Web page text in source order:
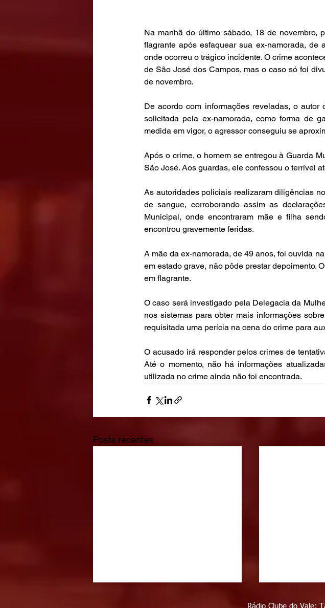
Na manhã do último sábado, 18 de novembro,
flagrante após esfaquear sua ex-namorada,
onde ocorreu o trágico incidente. O crime
de São José dos Campos, mas o caso só foi
de novembro.
De acordo com informações reveladas, o
solicitada pela ex-namorada, como forma de
medida em vigor, o agressor conseguiu se
Após o crime, o homem se entregou à Guarda
São José. Aos guardas, ele confessou o terrível
As autoridades policiais realizaram diligências
de sangue, corroborando assim as
Municipal, onde encontraram mãe e filha
encontrou gravemente feridas.
A mãe da ex-namorada, de 49 anos, foi ouvida
em estado grave, não pôde prestar depoimento.
em flagrante.
O caso será investigado pela Delegacia da
nos sistemas para obter mais informações
requisitada uma perícia na cena do crime para
O acusado irá responder pelos crimes de
Até o momento, não há informações
utilizada no crime ainda não foi encontrada.
Posts recentes
Rádio Clube do Vale: